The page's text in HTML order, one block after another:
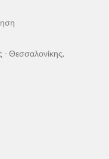
- Θεσσαλονίκης,